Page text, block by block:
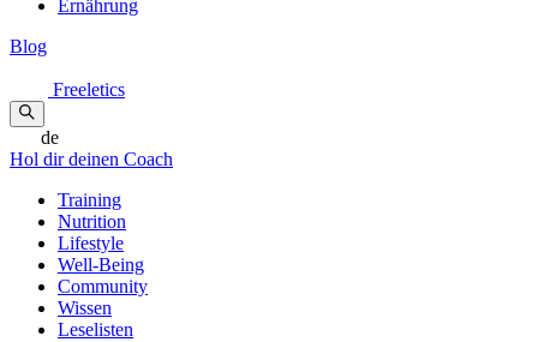
Ernährung
Blog
Freeletics
de
Hol dir deinen Coach
Training
Nutrition
Lifestyle
Well-Being
Community
Wissen
Leselisten